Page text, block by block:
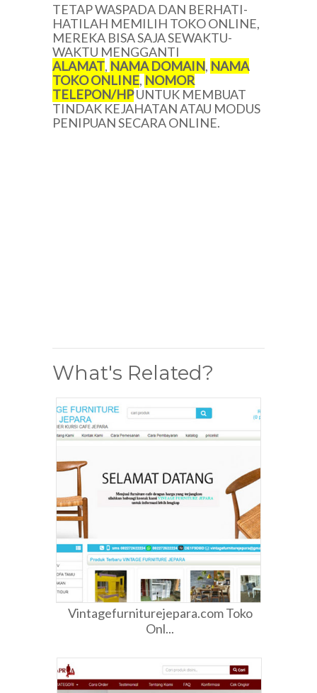
TETAP WASPADA DAN BERHATI-
HATILAH MEMILIH TOKO ONLINE,
MEREKA BISA SAJA SEWAKTU-
WAKTU MENGGANTI
ALAMAT, NAMA DOMAIN, NAMA
TOKO ONLINE, NOMOR
TELEPON/HPUNTUK MEMBUAT
TINDAK KEJAHATAN ATAU MODUS
PENIPUAN SECARA ONLINE.
What's Related?
Vintagefurniturejepara.com Toko
Onl...